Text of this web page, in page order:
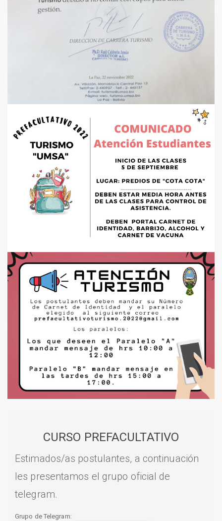
CURSO PREFACULTATIVO
Estimados/as postulantes, a continuación
les presentamos el grupo oficial de
telegram.
Grupo de Telegram: